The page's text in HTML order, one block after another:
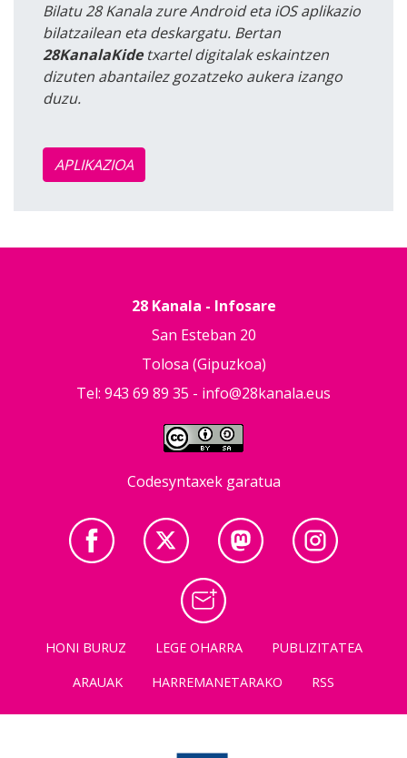
Bilatu 28 Kanala zure Android eta iOS aplikazio
bilatzailean eta deskargatu. Bertan
28KanalaKidetxartel digitalak eskaintzen
dizuten abantailez gozatzeko aukera izango
duzu.
APLIKAZIOA
28 Kanala - Infosare
San Esteban 20
Tolosa (Gipuzkoa)
Tel: 943 69 89 35 - info@28kanala.eus
Codesyntaxek garatua
HONI BURUZ LEGE OHARRA
PUBLIZITATEA
ARAUAK
HARREMANETARAKO RSS